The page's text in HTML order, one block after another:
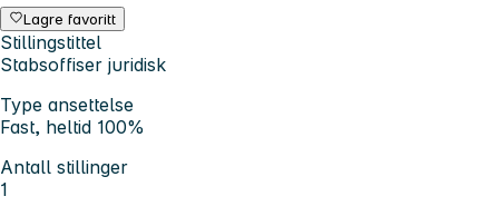
Lagre favoritt
Stillingstittel
Stabsoffiser juridisk
Type ansettelse
Fast, heltid 100%
Antall stillinger
1